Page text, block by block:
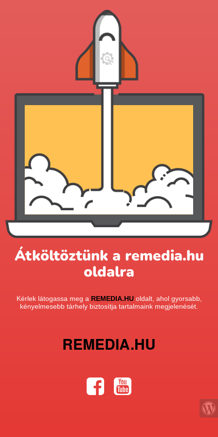
Átköltöztünk a remedia.hu
oldalra
Kérlek látogassa meg a REMEDIA.HUoldalt, ahol gyorsabb,
kényelmesebb tárhely biztosítja tartalmaink megjelenését.
REMEDIA.HU